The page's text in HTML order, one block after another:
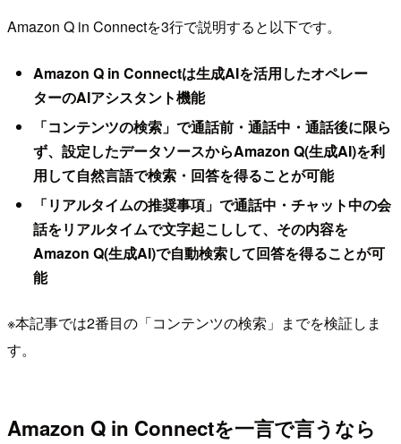
Amazon Q in Connectを3行で説明すると以下です。
Amazon Q in Connectは生成AIを活用したオペレー
ターのAIアシスタント機能
「コンテンツの検索」で通話前・通話中・通話後に限ら
ず、設定したデータソースからAmazon Q(生成AI)を利
用して自然言語で検索・回答を得ることが可能
「リアルタイムの推奨事項」で通話中・チャット中の会
話をリアルタイムで文字起こしして、その内容を
Amazon Q(生成AI)で自動検索して回答を得ることが可
能
※本記事では2番目の「コンテンツの検索」までを検証しま
す。
Amazon Q in Connectを一言で言うなら